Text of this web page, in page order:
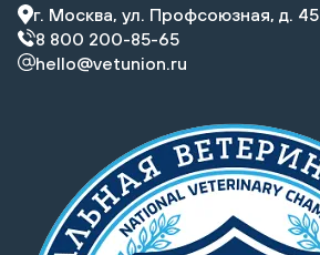
г. Москва, ул. Профсоюзная, д. 45
8 800 200-85-65
hello@vetunion.ru